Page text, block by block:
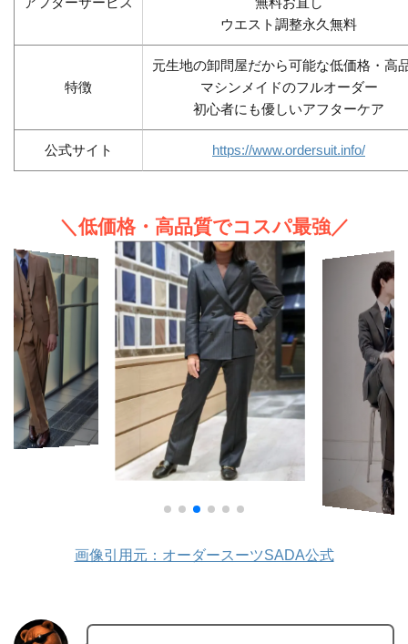
ウエスト調整永久無料
特徴
元生地の卸問屋だから可能な低価格・高
マシンメイドのフルオーダー
初心者にも優しいアフターケア
公式サイト https://www.ordersuit.info/
＼低価格・高品質でコスパ最強／
画像引用元：オーダースーツSADA公式